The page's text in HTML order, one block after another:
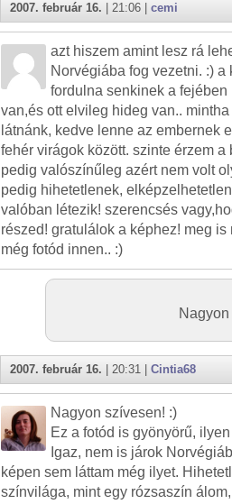
2007. február 16. | 21:06 | cemi
azt hiszem amint lesz rá
Norvégiába fog vezetni. :) a
fordulna senkinek a
van,és ott elvileg hideg van..
látnánk, kedve lenne az embernek
fehér virágok között. szinte érzem
pedig valószínűleg azért nem volt
pedig hihetetlenek,
valóban létezik! szerencsés
részed! gratulálok a képhez! meg
még fotód innen.. :)
2007. február 16. | 20:31 | Cintia68
Nagyon szívesen! :)
Ez a fotód is gyönyörű,
Igaz, nem is járok
képen sem láttam még ilyet.
színvilága, mint egy rózsaszín